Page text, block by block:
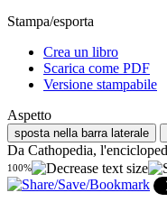
Stampa/esporta
Crea un libro
Scarica come PDF
Versione stampabile
Aspetto
sposta nella barra laterale
Da Cathopedia,
100%